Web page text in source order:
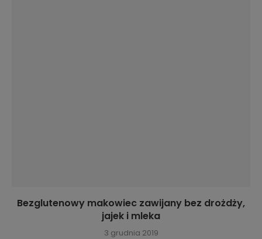
Bezglutenowy makowiec zawijany bez drożdży,
jajek i mleka
3 grudnia 2019